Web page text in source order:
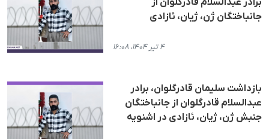
برادر عبدالسلام قادرگلوان از
جانباختگان ژن، ژیان، ئازادی
۴ تیر ۱۴۰۴، ۱۶:۰۸
بازداشت سلیمان قادرگلوان، برادر
عبدالسلام قادرگلوان از جانباختگان
جنبش ژن، ژیان، ئازادی در اشنویه